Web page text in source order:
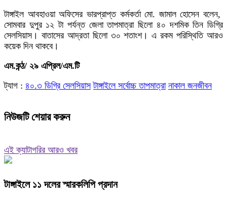
টাঙ্গাইল আবহাওয়া অফিসের ভারপ্রাপ্ত কর্মকর্তা মো. জামাল হোসেন বলেন,
সোমবার দুপুর ১২ টা পর্যন্ত জেলা তাপমাত্রা ছিলো ৪০ দশমিক তিন ডিগ্রি
সেলসিয়াস। বাতাসের আদ্রতা ছিলো ৩০ শতাংশ। এ রকম পরিস্থিতি আরও
কয়েক দিন থাকবে।
এম.কন্ঠ/ ২৯ এপ্রিল/এম.টি
ট্যাগ : ৪০.৩ ডিগ্রি সেলসিয়াস টাঙ্গাইলে সর্বোচ্চ তাপমাত্রা নাকাল জনজীবন
নিউজটি শেয়ার করুন
এই ক্যাটাগরির আরও খবর
টাঙ্গাইলে ১১ দলের স্মারকলিপি প্রদান